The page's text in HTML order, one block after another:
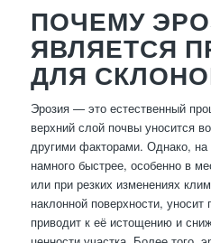
ПОЧЕМУ
ЯВЛЯЕТСЯ
ДЛЯ
Эрозия — это естественный
верхний слой почвы уносится
другими факторами. Однако, на
намного быстрее, особенно в
или при резких изменениях
наклонной поверхности,
приводит к её истощению и